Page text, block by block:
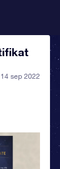
14 sep 2022